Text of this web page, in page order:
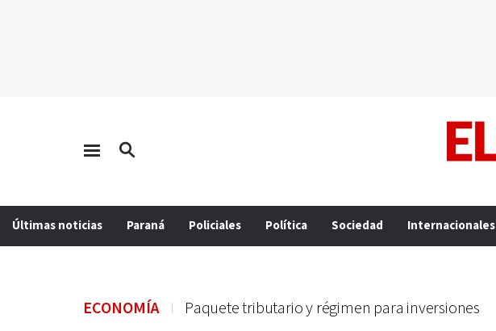
Últimas noticias Paraná Policiales Política Sociedad Internacionales
ECONOMÍA Paquete tributario y régimen para inversiones